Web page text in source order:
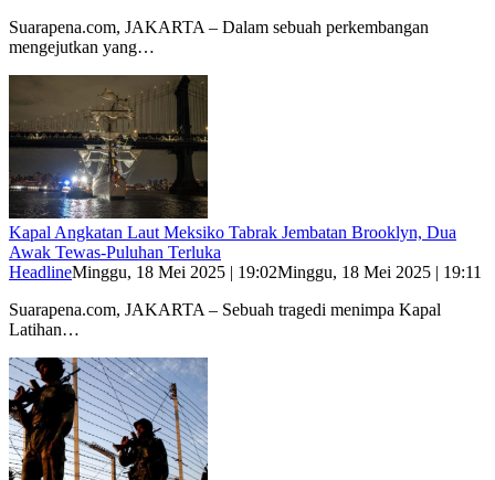
Suarapena.com, JAKARTA – Dalam sebuah perkembangan
mengejutkan yang…
Kapal Angkatan Laut Meksiko Tabrak Jembatan Brooklyn, Dua
Awak Tewas-Puluhan Terluka
HeadlineMinggu, 18 Mei 2025 | 19:02Minggu, 18 Mei 2025 | 19:11
Suarapena.com, JAKARTA – Sebuah tragedi menimpa Kapal
Latihan…